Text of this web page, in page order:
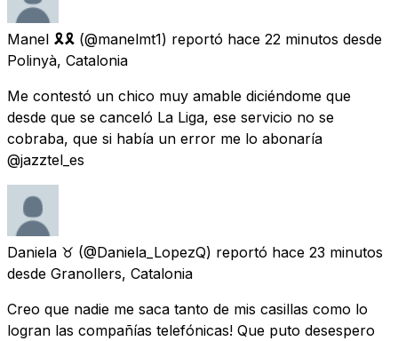
Manel 🎗🎗 (@manelmt1) reportó hace 22 minutos desde
Polinyà, Catalonia
Me contestó un chico muy amable diciéndome que
desde que se canceló La Liga, ese servicio no se
cobraba, que si había un error me lo abonaría
@jazztel_es
Daniela ♉ (@Daniela_LopezQ) reportó hace 23 minutos
desde Granollers, Catalonia
Creo que nadie me saca tanto de mis casillas como lo
logran las compañías telefónicas! Que puto desespero